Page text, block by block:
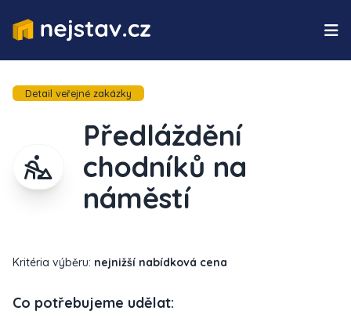
Detail veřejné zakázky
Předláždění
chodníků na
náměstí
Kritéria výběru: nejnižší nabídková cena
Co potřebujeme udělat: